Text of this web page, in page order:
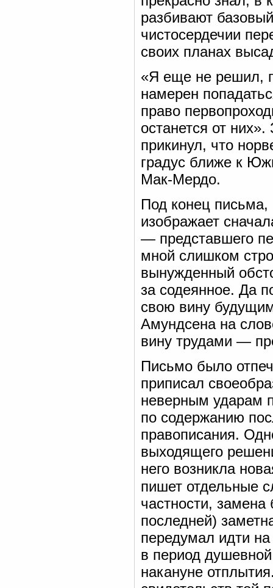
разбивают
чистосердечии
своих планах
«Я еще не решил,
намерен
право
останется от
прикинул, что
градус ближе к
Мак-Мердо.
Под конец
изображает
— представшего
мной слишком
вынужденный
за содеянное. Да
свою вину
Амундсена на
вину трудами —
Письмо было
приписал
неверным ударам
по содержанию
правописания.
выходящего
него возникла
пишет отдельные
частности, замена
последней)
передумал идти
в период
накануне